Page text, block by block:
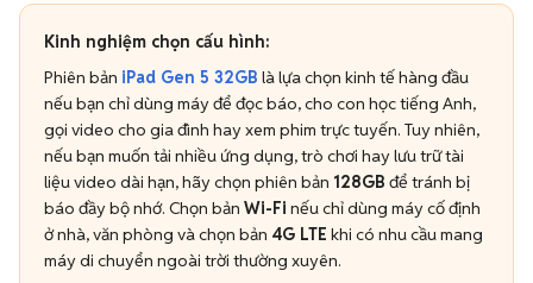
Kinh nghiệm chọn cấu hình:
Phiên bản iPad Gen 5 32GB là lựa chọn kinh tế hàng đầu
nếu bạn chỉ dùng máy để đọc báo, cho con học tiếng Anh,
gọi video cho gia đình hay xem phim trực tuyến. Tuy nhiên,
nếu bạn muốn tải nhiều ứng dụng, trò chơi hay lưu trữ tài
liệu video dài hạn, hãy chọn phiên bản 128GB để tránh bị
báo đầy bộ nhớ. Chọn bản Wi-Fi nếu chỉ dùng máy cố định
ở nhà, văn phòng và chọn bản 4G LTE khi có nhu cầu mang
máy di chuyển ngoài trời thường xuyên.